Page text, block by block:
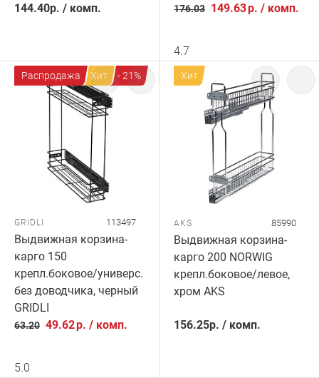
144.40р. / комп. 176.03 149.63р. / комп.
4.7
Распродажа Хит - 21%
GRIDLI 113497
Выдвижная корзина-
карго 150
крепл.боковое/универс.
без доводчика, черный
GRIDLI
63.20 49.62р. / комп.
5.0
Хит
AKS 85990
Выдвижная корзина-
карго 200 NORWIG
крепл.боковое/левое,
хром AKS
156.25р. / комп.